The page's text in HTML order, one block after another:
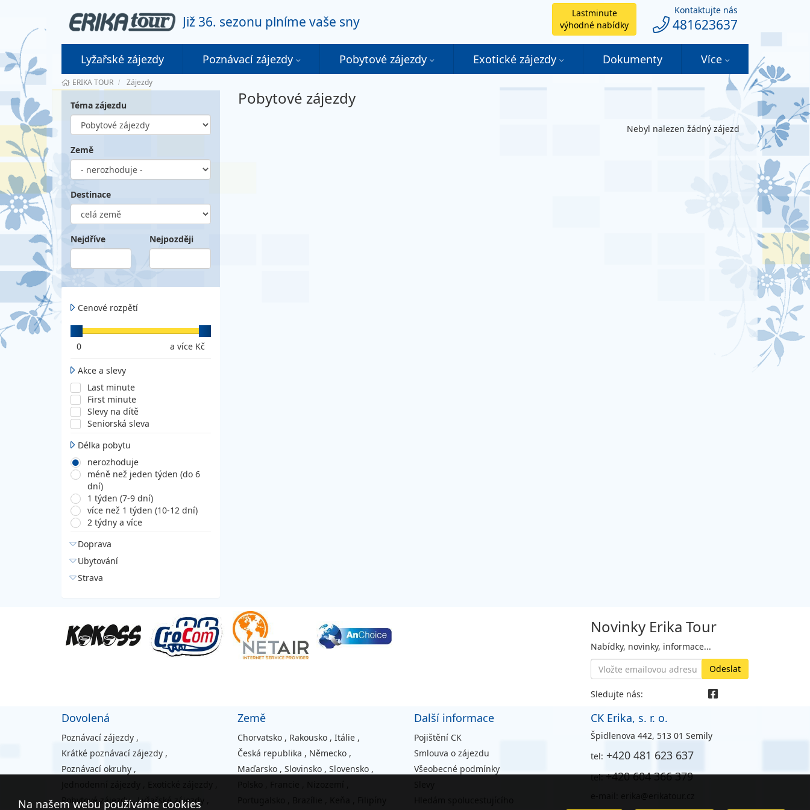
Již 36. sezonu plníme vaše sny
Lastminute
výhodné nabídky
Kontaktujte nás
481623637
Lyžařské zájezdy Poznávací zájezdy Pobytové zájezdy Exotické zájezdy Dokumenty Více
ERIKA TOUR Zájezdy
Téma zájezdu
Země
Destinace
Nejdříve Nejpozději
Cenové rozpětí
0 a více Kč
Akce a slevy
Last minute
First minute
Slevy na dítě
Seniorská sleva
Délka pobytu
nerozhoduje
méně než jeden týden (do 6
dní)
1 týden (7-9 dní)
více než 1 týden (10-12 dní)
2 týdny a více
Doprava
Ubytování
Strava
Pobytové zájezdy
Nebyl nalezen žádný zájezd
Novinky Erika Tour
Nabídky, novinky, informace...
Sledujte nás:
Dovolená
Poznávací zájezdy ,
Krátké poznávací zájezdy ,
Poznávací okruhy ,
Pobytové zájezdy , Lyžařské zájezdy
Země
Chorvatsko , Rakousko , Itálie ,
Česká republika , Německo ,
Maďarsko , Slovinsko , Slovensko ,
Další informace
Pojištění CK
Smlouva o zájezdu
Všeobecné podmínky
CK Erika, s. r. o.
Špidlenova 442, 513 01 Semily
tel: +420 481 623 637
tel:+420 604 366 379
Na našem webu používáme cookies